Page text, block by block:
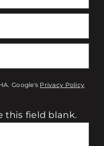
Google's Privacy Policy
this field blank.